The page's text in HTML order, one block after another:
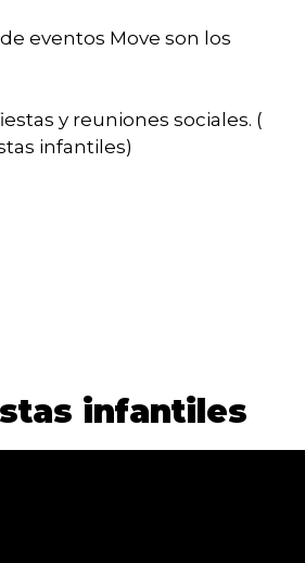
eventos Move son los
y reuniones sociales. (
infantiles)
infantiles